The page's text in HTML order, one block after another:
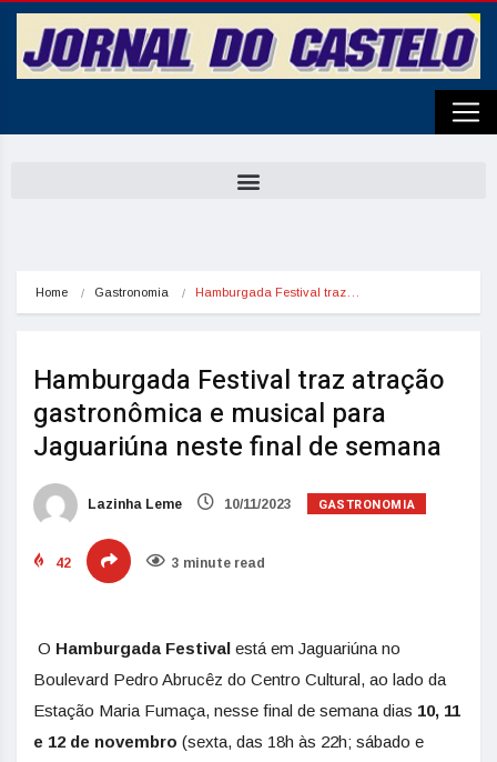
Home Gastronomia Hamburgada Festival traz…
Hamburgada Festival traz atração
gastronômica e musical para
Jaguariúna neste final de semana
Lazinha Leme 10/11/2023 GASTRONOMIA
42 3 minute read
O Hamburgada Festival está em Jaguariúna no
Boulevard Pedro Abrucêz do Centro Cultural, ao lado da
Estação Maria Fumaça, nesse final de semana dias 10, 11
e 12 de novembro (sexta, das 18h às 22h; sábado e